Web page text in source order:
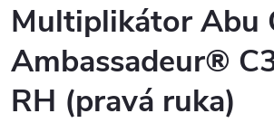
Multiplikátor Abu
Ambassadeur®
RH (pravá ruka)